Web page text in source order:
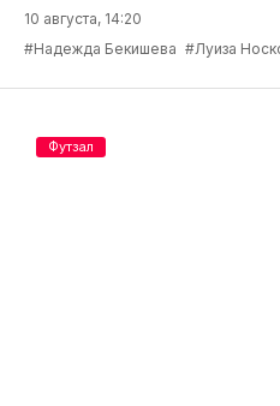
10 августа, 14:20
#Надежда Бекишева #Луиза
Футзал